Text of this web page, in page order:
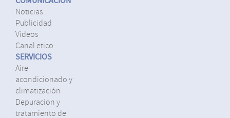
noticias
publicidad
vídeos
canal etico
SERVICIOS
aire
acondicionado y
climatización
depuracion y
tratamiento de